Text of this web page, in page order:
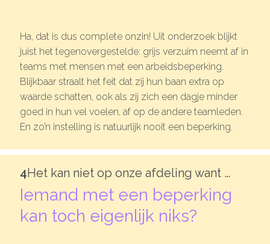
Ha, dat is dus complete onzin! Uit onderzoek blijkt
juist het tegenovergestelde: grijs verzuim neemt af in
teams met mensen met een arbeidsbeperking.
Blijkbaar straalt het feit dat zij hun baan extra op
waarde schatten, ook als zij zich een dagje minder
goed in hun vel voelen, af op de andere teamleden.
En zo’n instelling is natuurlijk nooit een beperking.
4Het kan niet op onze afdeling want …
Iemand met een beperking
kan toch eigenlijk niks?